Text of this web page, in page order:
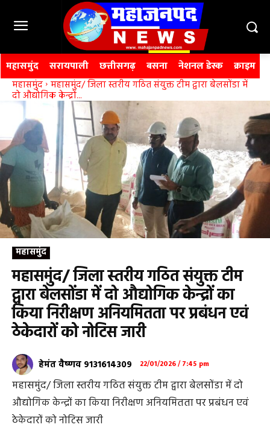
महासमुंद सरायपाली छत्तीसगढ़ बसना नेशनल डेस्क क्राइम
महासमुंद महासमुंद/ जिला स्तरीय गठित संयुक्त टीम द्वारा बेलसोंडा में
दो औद्योगिक केन्द्रों...
महासमुंद
महासमुंद/ जिला स्तरीय गठित संयुक्त टीम
द्वारा बेलसोंडा में दो औद्योगिक केन्द्रों का
किया निरीक्षण अनियमितता पर प्रबंधन एवं
ठेकेदारों को नोटिस जारी
हेमंत वैष्णव 9131614309 22/01/2026 / 7:45 pm
महासमुंद/ जिला स्तरीय गठित संयुक्त टीम द्वारा बेलसोंडा में दो
औद्योगिक केन्द्रों का किया निरीक्षण अनियमितता पर प्रबंधन एवं
ठेकेदारों को नोटिस जारी